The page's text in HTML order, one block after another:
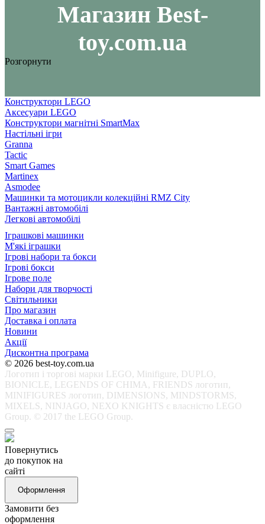
Maгазин Best-
toy.com.ua
Розгорнути
Конструктори LEGO
Аксесуари LEGO
Конструктори магнітні SmartMax
Настільні ігри
Granna
Tactic
Smart Games
Martinex
Asmodee
Машинки та мотоцикли колекційні RMZ City
Вантажні автомобілі
Легкові автомобілі
Іграшкові машинки
М'які іграшки
Ігрові набори та бокси
Ігрові бокси
Ігрове поле
Набори для творчості
Світильники
Про магазин
Доставка і оплата
Новини
Акції
Дисконтна програма
© 2026 best-toy.com.ua
Логотип і торгові марки LEGO, Minifigure, DUPLO,
BIONICLE, LEGENDS OF CHIMA, FRIENDS логотип,
MINIFIGURES логотип, DIMENSIONS, MINDSTORMS,
MIXELS, NINJAGO, NEXO KNIGHTS є власністю LEGO
Group. © 2017 the LEGO Group.
Повернутись
до покупок на
сайті
Оформлення
Замовити без
оформлення